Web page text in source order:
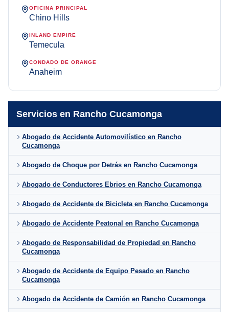
Servicios en Rancho Cucamonga
Abogado de Accidente Automovilístico en Rancho
Cucamonga
Abogado de Choque por Detrás en Rancho Cucamonga
Abogado de Conductores Ebrios en Rancho Cucamonga
Abogado de Accidente de Bicicleta en Rancho Cucamonga
Abogado de Accidente Peatonal en Rancho Cucamonga
Abogado de Responsabilidad de Propiedad en Rancho
Cucamonga
Abogado de Accidente de Equipo Pesado en Rancho
Cucamonga
Abogado de Accidente de Camión en Rancho Cucamonga
OFICINA PRINCIPAL
Chino Hills
INLAND EMPIRE
Temecula
CONDADO DE ORANGE
Anaheim